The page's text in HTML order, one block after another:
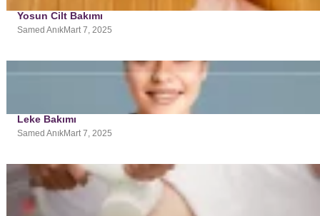
Yosun Cilt Bakımı
Samed AnıkMart 7, 2025
Leke Bakımı
Samed AnıkMart 7, 2025